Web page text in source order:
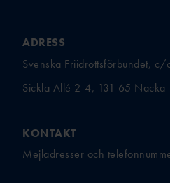
ADRESS
Svenska Friidrottsförbundet, c/
Sickla Allé 2-4, 131 65 Nacka
KONTAKT
Mejladresser och